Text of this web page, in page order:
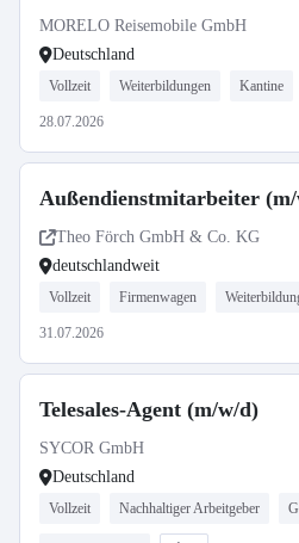
MORELO Reisemobile GmbH
Deutschland
Vollzeit Weiterbildungen Kantine
28.07.2026
Außendienstmitarbeiter
Theo Förch GmbH & Co. KG
deutschlandweit
Vollzeit Firmenwagen
31.07.2026
Telesales-Agent (m/w/d)
SYCOR GmbH
Deutschland
Vollzeit Nachhaltiger Arbeitgeber